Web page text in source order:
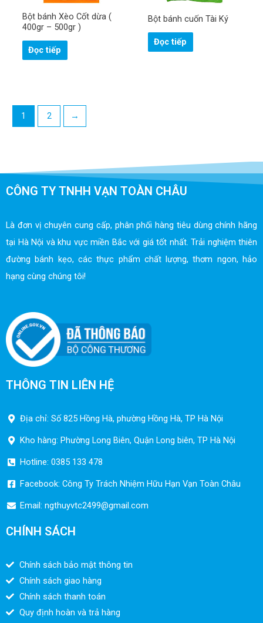
Bột bánh Xèo Cốt dừa (
400gr – 500gr )
Đọc tiếp
Bột bánh cuốn Tài Ký
Đọc tiếp
1 2 →
CÔNG TY TNHH VẠN TOÀN CHÂU
Là đơn vị chuyên cung cấp, phân phối hàng tiêu dùng chính hãng
tại Hà Nội và khu vực miền Bắc với giá tốt nhất. Trải nghiệm thiên
đường bánh kẹo, các thực phẩm chất lượng, thơm ngon, hảo
hạng cùng chúng tôi!
THÔNG TIN LIÊN HỆ
Địa chỉ: Số 825 Hồng Hà, phường Hồng Hà, TP Hà Nội
Kho hàng: Phường Long Biên, Quận Long biên, TP Hà Nội
Hotline: 0385 133 478
Facebook: Công Ty Trách Nhiệm Hữu Hạn Vạn Toàn Châu
Email: ngthuyvtc2499@gmail.com
CHÍNH SÁCH
Chính sách bảo mật thông tin
Chính sách giao hàng
Chính sách thanh toán
Quy định hoàn và trả hàng